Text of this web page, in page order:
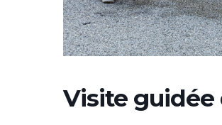
Visite guidée